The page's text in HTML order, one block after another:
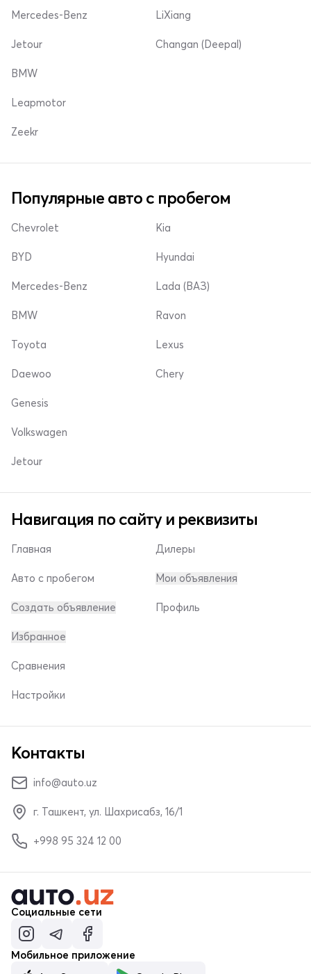
Mercedes-Benz
Jetour
LiXiang
Changan (Deepal)
BMW
Leapmotor
Zeekr
Популярные авто с пробегом
Chevrolet
BYD
Mercedes-Benz
Kia
Hyundai
Lada (ВАЗ)
BMW
Toyota
Daewoo
Ravon
Lexus
Chery
Genesis
Volkswagen
Jetour
Навигация по сайту и реквизиты
Главная
Авто с пробегом
Создать объявление
Дилеры
Мои объявления
Профиль
Избранное
Сравнения
Настройки
Контакты
info@auto.uz
г. Ташкент, ул. Шахрисабз, 16/1
+998 95 324 12 00
Социальные сети
Мобильное приложение